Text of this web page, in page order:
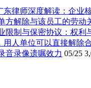
限制与保密协议：权利
音录像遗嘱效力 05/25